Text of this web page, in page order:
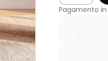
Pagamento in